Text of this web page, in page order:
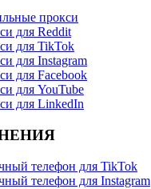
прокси
для Reddit
для TikTok
для Instagram
для Facebook
для YouTube
для LinkedIn
телефон для TikTok
телефон для Instagram